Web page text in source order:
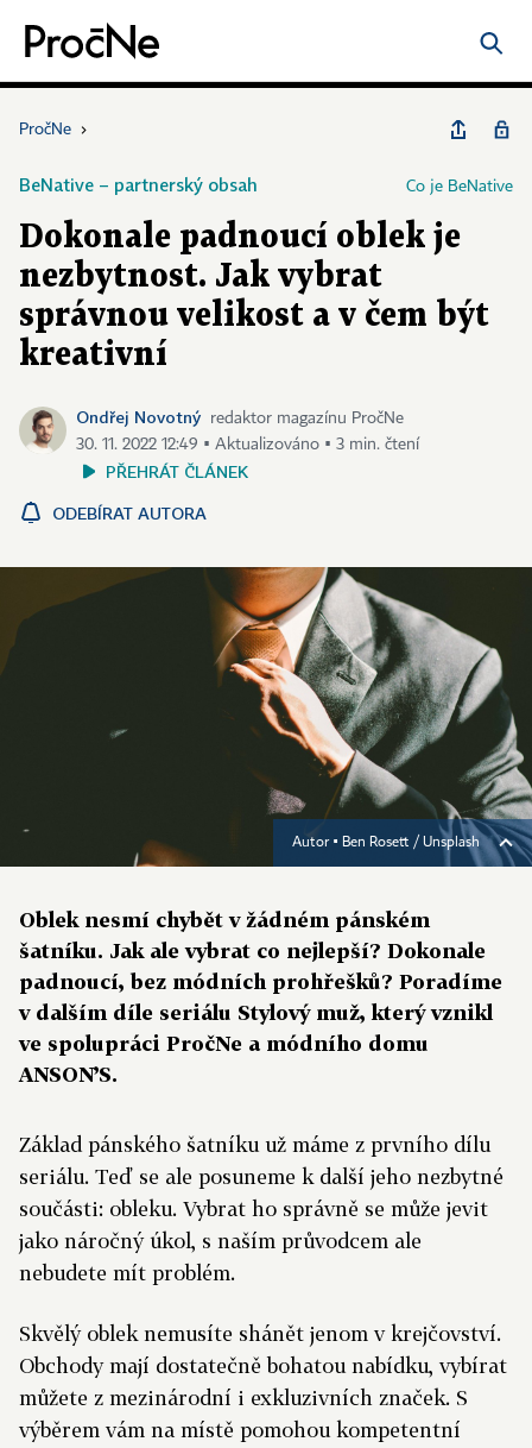
PročNe ›
BeNative – partnerský obsah Co je BeNative
Dokonale padnoucí oblek je
nezbytnost. Jak vybrat
správnou velikost a v čem být
kreativní
Ondřej Novotný
redaktor magazínu PročNe
30. 11. 2022 12:49 ▪ Aktualizováno ▪ 3 min. čtení
PŘEHRÁT ČLÁNEK
ODEBÍRAT AUTORA
Autor ▪ Ben Rosett / Unsplash
Oblek nesmí chybět v žádném pánském
šatníku. Jak ale vybrat co nejlepší? Dokonale
padnoucí, bez módních prohřešků? Poradíme
v dalším díle seriálu Stylový muž, který vznikl
ve spolupráci PročNe a módního domu
ANSON’S.
Základ pánského šatníku už máme z prvního dílu
seriálu. Teď se ale posuneme k další jeho nezbytné
součásti: obleku. Vybrat ho správně se může jevit
jako náročný úkol, s naším průvodcem ale
nebudete mít problém.
Skvělý oblek nemusíte shánět jenom v krejčovství.
Obchody mají dostatečně bohatou nabídku, vybírat
můžete z mezinárodní i exkluzivních značek. S
výběrem vám na místě pomohou kompetentní